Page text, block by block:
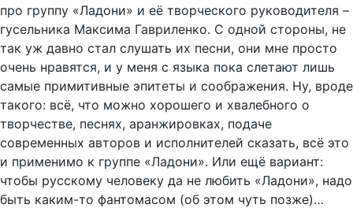
про группу «Ладони» и её творческого руководителя –
гусельника Максима Гавриленко. С одной стороны, не
так уж давно стал слушать их песни, они мне просто
очень нравятся, и у меня с языка пока слетают лишь
самые примитивные эпитеты и соображения. Ну, вроде
такого: всё, что можно хорошего и хвалебного о
творчестве, песнях, аранжировках, подаче
современных авторов и исполнителей сказать, всё это
и применимо к группе «Ладони». Или ещё вариант:
чтобы русскому человеку да не любить «Ладони», надо
быть каким-то фантомасом (об этом чуть позже)…